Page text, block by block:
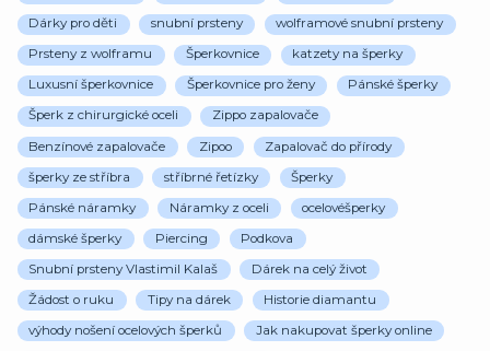
Dárky pro děti snubní prsteny wolframové snubní prsteny
Prsteny z wolframu Šperkovnice katzety na šperky
Luxusní šperkovnice Šperkovnice pro ženy Pánské šperky
Šperk z chirurgické oceli Zippo zapalovače
Benzínové zapalovače Zipoo Zapalovač do přírody
šperky ze stříbra stříbrné řetízky Šperky
Pánské náramky Náramky z oceli ocelovéšperky
dámské šperky Piercing Podkova
Snubní prsteny Vlastimil Kalaš Dárek na celý život
Žádost o ruku Tipy na dárek Historie diamantu
výhody nošení ocelových šperků Jak nakupovat šperky online